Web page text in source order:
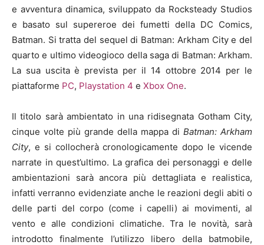
e avventura dinamica, sviluppato da Rocksteady Studios
e basato sul supereroe dei fumetti della DC Comics,
Batman. Si tratta del sequel di Batman: Arkham City e del
quarto e ultimo videogioco della saga di Batman: Arkham.
La sua uscita è prevista per il 14 ottobre 2014 per le
piattaforme PC, Playstation 4 e Xbox One.
Il titolo sarà ambientato in una ridisegnata Gotham City,
cinque volte più grande della mappa di Batman: Arkham
City, e si collocherà cronologicamente dopo le vicende
narrate in quest’ultimo. La grafica dei personaggi e delle
ambientazioni sarà ancora più dettagliata e realistica,
infatti verranno evidenziate anche le reazioni degli abiti o
delle parti del corpo (come i capelli) ai movimenti, al
vento e alle condizioni climatiche. Tra le novità, sarà
introdotto finalmente l’utilizzo libero della batmobile,